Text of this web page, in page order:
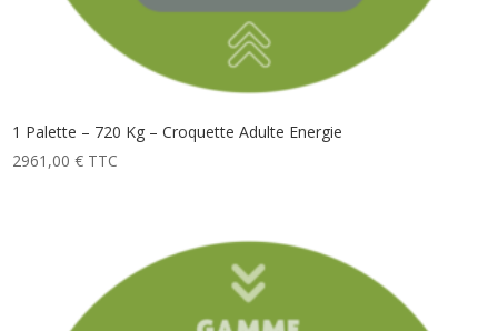
1 Palette – 720 Kg – Croquette Adulte Energie
2961,00€ TTC